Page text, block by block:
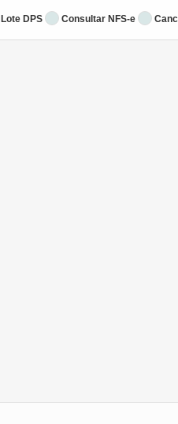
DPS Consultar NFS-e